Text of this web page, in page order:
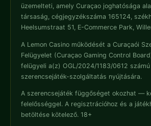
üzemelteti, amely Curaçao joghatósága
társaság, cégjegyzékszáma 165124,
Heelsumstraat 51, E-Commerce Park,
A Lemon Casino működését a Curaçaói
Felügyelet (Curaçao Gaming Control
felügyeli a(z) OGL/2024/1183/0612 számú
szerencsejáték-szolgáltatás nyújtására.
A szerencsejáték függőséget okozhat —
felelősséggel. A regisztrációhoz és a
betöltése kötelező. 18+